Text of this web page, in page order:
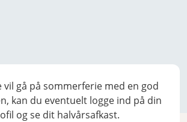
vil gå på sommerferie med en god
kan du eventuelt logge ind på din
og se dit halvårsafkast.